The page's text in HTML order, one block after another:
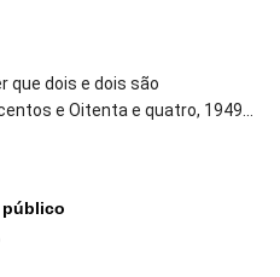
que dois e dois são
e Oitenta e quatro, 1949...
público